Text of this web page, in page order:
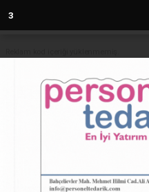
2
Anasayfa HATAY
GSB Spor
Atletizm
(Sovtna) - Sovtna Haber